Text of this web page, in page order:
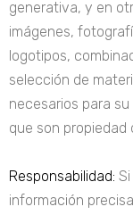
generativa, y en
imágenes,
logotipos,
selección de
necesarios para
que son propiedad
Responsabilidad:
información